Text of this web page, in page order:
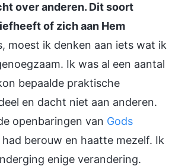
over anderen. Dit soort
of zich aan Hem
moest ik denken aan iets wat ik
Ik was al een aantal
bepaalde praktische
en dacht niet aan anderen.
openbaringen van Gods
berouw en haatte mezelf. Ik
enige verandering.